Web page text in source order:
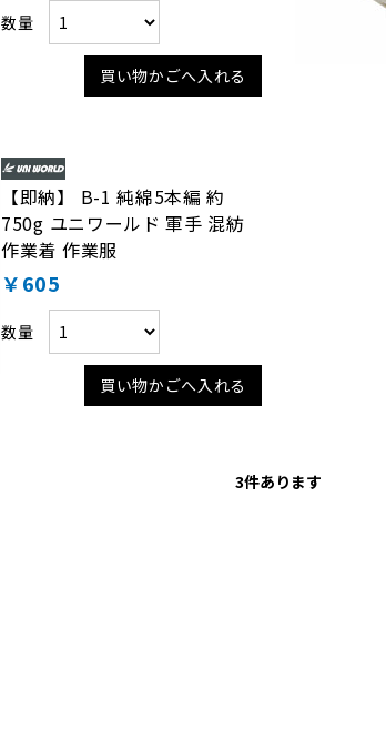
数量
買い物かごへ入れる
【即納】 B-1 純綿5本編 約
750g ユニワールド 軍手 混紡
作業着 作業服
￥605
数量
買い物かごへ入れる
3件あります